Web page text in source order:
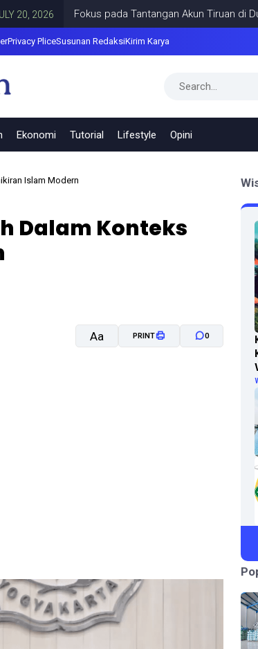
Fokus pada Tantangan Akun Tiruan di Dunia
Privacy PliceSusunan RedaksiKirim Karya
Ekonomi Tutorial Lifestyle Opini
Islam Modern
Dalam Konteks
Aa PRINT 0